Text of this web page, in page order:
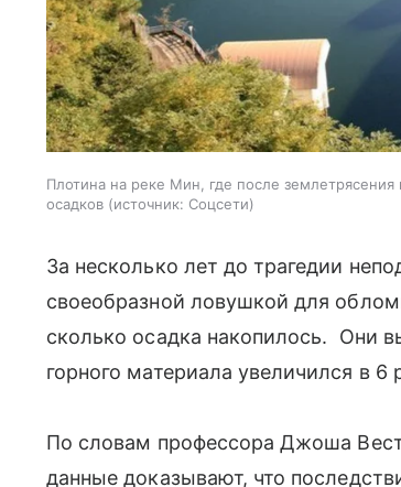
Плотина на реке Мин, где после
осадков
источник: Соцсети
За несколько лет до трагедии
своеобразной ловушкой для
сколько осадка накопилось. Они
горного материала увеличился в
По словам профессора Джоша
данные доказывают, что